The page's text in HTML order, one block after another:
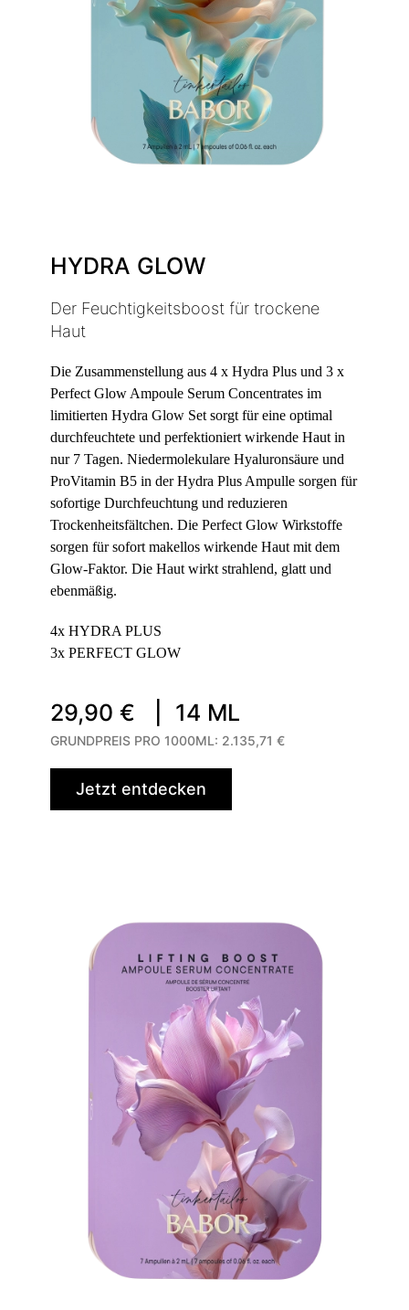
HYDRA GLOW
Der Feuchtigkeitsboost für trockene
Haut
Die Zusammenstellung aus 4 x Hydra Plus und 3 x
Perfect Glow Ampoule Serum Concentrates im
limitierten Hydra Glow Set sorgt für eine optimal
durchfeuchtete und perfektioniert wirkende Haut in
nur 7 Tagen. Niedermolekulare Hyaluronsäure und
ProVitamin B5 in der Hydra Plus Ampulle sorgen für
sofortige Durchfeuchtung und reduzieren
Trockenheitsfältchen. Die Perfect Glow Wirkstoffe
sorgen für sofort makellos wirkende Haut mit dem
Glow-Faktor. Die Haut wirkt strahlend, glatt und
ebenmäßig.
4x HYDRA PLUS
3x PERFECT GLOW
29,90 € | 14 ML
GRUNDPREIS PRO 1000ML: 2.135,71 €
Jetzt entdecken